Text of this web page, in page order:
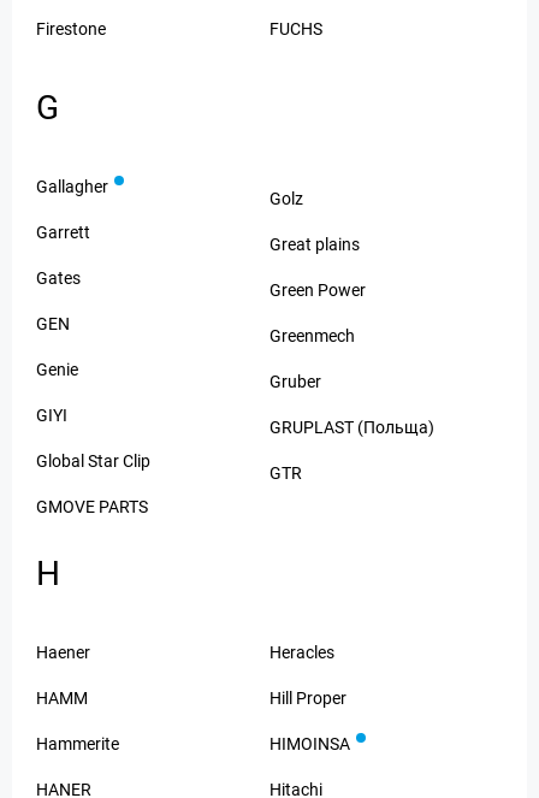
Firestone FUCHS
G
Gallagher
Garrett
Gates
GEN
Genie
GIYI
Global Star Clip
GMOVE PARTS
Golz
Great plains
Green Power
Greenmech
Gruber
GRUPLAST (Польща)
GTR
H
Haener
HAMM
Hammerite
HANER
Heracles
Hill Proper
HIMOINSA
Hitachi